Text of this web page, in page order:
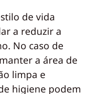
de vida
a reduzir a
No caso de
a área de
limpa e
higiene podem